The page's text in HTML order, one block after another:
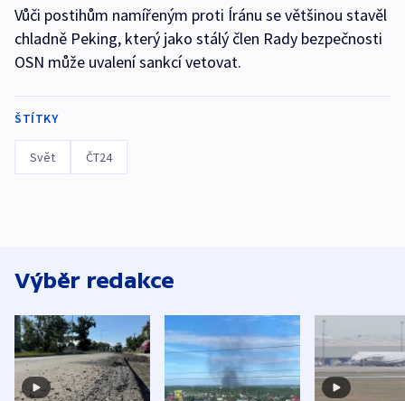
Vůči postihům namířeným proti Íránu se většinou stavěl
chladně Peking, který jako stálý člen Rady bezpečnosti
OSN může uvalení sankcí vetovat.
ŠTÍTKY
Svět ČT24
Výběr redakce